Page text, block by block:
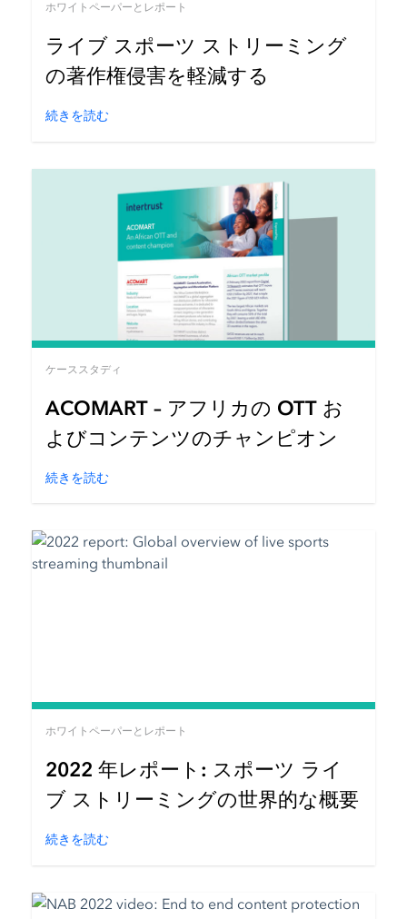
ホワイトペーパーとレポート
ライブ スポーツ ストリーミング
の著作権侵害を軽減する
続きを読む
ケーススタディ
ACOMART – アフリカの OTT お
よびコンテンツのチャンピオン
続きを読む
ホワイトペーパーとレポート
2022 年レポート: スポーツ ライ
ブ ストリーミングの世界的な概要
続きを読む